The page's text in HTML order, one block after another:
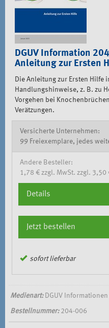
DGUV Information
Anleitung zur Ersten
Die Anleitung zur Ersten Hilfe
Handlungshinweise, z. B. zu
Vorgehen bei
Verätzungen.
Versicherte Unternehmen:
99 Freiexemplare, jedes
Andere Besteller:
1,78 € zzgl. MwSt. zzgl. 3,50
Details
Jetzt bestellen
sofort lieferbar
Medienart:DGUV Informationen
Bestellnummer:204-006